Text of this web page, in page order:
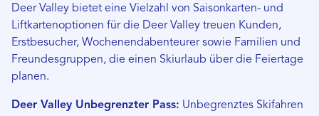
Deer Valley bietet eine Vielzahl von Saisonkarten- und
Liftkartenoptionen für die Deer Valley treuen Kunden,
Erstbesucher, Wochenendabenteurer sowie Familien und
Freundesgruppen, die einen Skiurlaub über die Feiertage
planen.
Deer Valley Unbegrenzter Pass: Unbegrenztes Skifahren